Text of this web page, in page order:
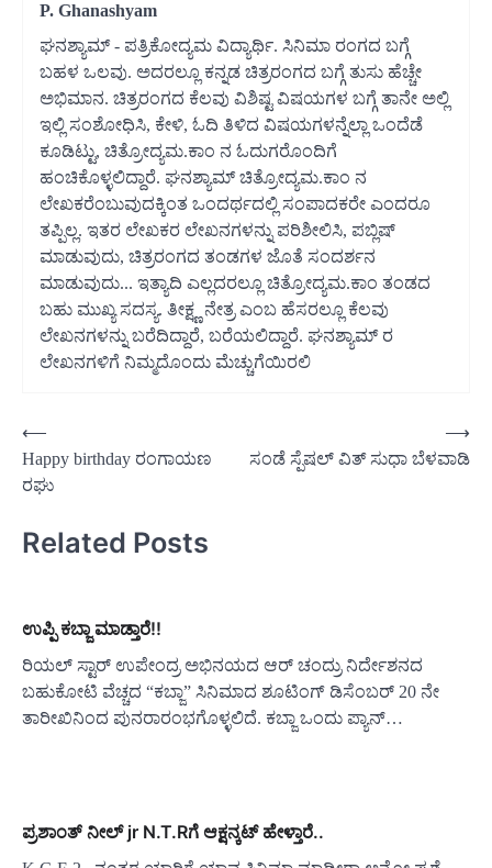
P. Ghanashyam
ಘನಶ್ಯಾಮ್ - ಪತ್ರಿಕೋದ್ಯಮ ವಿದ್ಯಾರ್ಥಿ. ಸಿನಿಮಾ ರಂಗದ ಬಗ್ಗೆ
ಬಹಳ ಒಲವು. ಅದರಲ್ಲೂ ಕನ್ನಡ ಚಿತ್ರರಂಗದ ಬಗ್ಗೆ ತುಸು ಹೆಚ್ಚೇ
ಅಭಿಮಾನ. ಚಿತ್ರರಂಗದ ಕೆಲವು ವಿಶಿಷ್ಟ ವಿಷಯಗಳ ಬಗ್ಗೆ ತಾನೇ ಅಲ್ಲಿ
ಇಲ್ಲಿ ಸಂಶೋಧಿಸಿ, ಕೇಳಿ, ಓದಿ ತಿಳಿದ ವಿಷಯಗಳನ್ನೆಲ್ಲಾ ಒಂದೆಡೆ
ಕೂಡಿಟ್ಟು, ಚಿತ್ರೋದ್ಯಮ.ಕಾಂ ನ ಓದುಗರೊಂದಿಗೆ
ಹಂಚಿಕೊಳ್ಳಲಿದ್ದಾರೆ. ಘನಶ್ಯಾಮ್ ಚಿತ್ರೋದ್ಯಮ.ಕಾಂ ನ
ಲೇಖಕರೆಂಬುವುದಕ್ಕಿಂತ ಒಂದರ್ಥದಲ್ಲಿ ಸಂಪಾದಕರೇ ಎಂದರೂ
ತಪ್ಪಿಲ್ಲ. ಇತರ ಲೇಖಕರ ಲೇಖನಗಳನ್ನು ಪರಿಶೀಲಿಸಿ, ಪಬ್ಲಿಷ್
ಮಾಡುವುದು, ಚಿತ್ರರಂಗದ ತಂಡಗಳ ಜೊತೆ ಸಂದರ್ಶನ
ಮಾಡುವುದು... ಇತ್ಯಾದಿ ಎಲ್ಲದರಲ್ಲೂ ಚಿತ್ರೋದ್ಯಮ.ಕಾಂ ತಂಡದ
ಬಹು ಮುಖ್ಯ ಸದಸ್ಯ. ತೀಕ್ಷ್ಣ ನೇತ್ರ ಎಂಬ ಹೆಸರಲ್ಲೂ ಕೆಲವು
ಲೇಖನಗಳನ್ನು ಬರೆದಿದ್ದಾರೆ, ಬರೆಯಲಿದ್ದಾರೆ. ಘನಶ್ಯಾಮ್ ರ
ಲೇಖನಗಳಿಗೆ ನಿಮ್ಮದೊಂದು ಮೆಚ್ಚುಗೆಯಿರಲಿ
Post
navigation
⟵
Happy birthday ರಂಗಾಯಣ
ರಘು
ಸಂಡೆ ಸ್ಪೆಷಲ್ ವಿತ್ ಸುಧಾ ಬೆಳವಾಡಿ
⟶
Related Posts
ಉಪ್ಪಿ ಕಬ್ಜಾ ಮಾಡ್ತಾರೆ!!
ರಿಯಲ್ ಸ್ಟಾರ್ ಉಪೇಂದ್ರ ಅಭಿನಯದ ಆರ್ ಚಂದ್ರು ನಿರ್ದೇಶನದ
ಬಹುಕೋಟಿ ವೆಚ್ಚದ “ಕಬ್ಜಾ” ಸಿನಿಮಾದ ಶೂಟಿಂಗ್ ಡಿಸೆಂಬರ್ 20 ನೇ
ತಾರೀಖಿನಿಂದ ಪುನರಾರಂಭಗೊಳ್ಳಲಿದೆ. ಕಬ್ಜಾ ಒಂದು ಪ್ಯಾನ್…
ಪ್ರಶಾಂತ್ ನೀಲ್ jr N.T.Rಗೆ ಆಕ್ಷನ್ಕಟ್ ಹೇಳ್ತಾರೆ..